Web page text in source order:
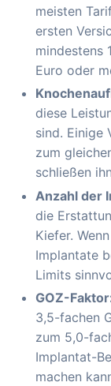
meisten
ersten
mindestens
Euro oder
diese
sind. Einige
zum
schließen
Anzahl der
die
Kiefer.
Implantate
Limits
GOZ-
3,5-fachen
zum 5,0-
Implantat-
machen